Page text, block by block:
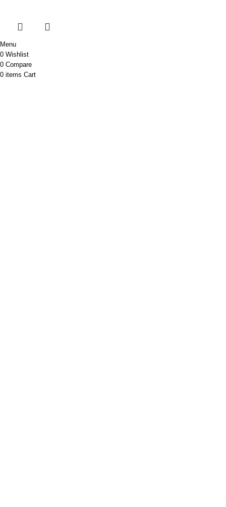
Menu
0 Wishlist
0 Compare
0 items Cart